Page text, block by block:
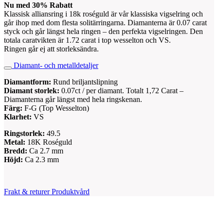
Nu med 30% Rabatt
Klassisk alliansring i 18k roséguld är vår klassiska vigselring och
går ihop med dom flesta solitärringarna. Diamanterna är 0.07 carat
styck och går längst hela ringen – den perfekta vigselringen. Den
totala caratvikten är 1.72 carat i top wesselton och VS.
Ringen går ej att storleksändra.
Diamant- och metalldetaljer
Diamantform: Rund briljantslipning
Diamant storlek: 0.07ct / per diamant. Totalt 1,72 Carat –
Diamanterna går längst med hela ringskenan.
Färg: F-G (Top Wesselton)
Klarhet: VS
Ringstorlek: 49.5
Metal: 18K Roséguld
Bredd: Ca 2.7 mm
Höjd: Ca 2.3 mm
Frakt & returer Produktvård